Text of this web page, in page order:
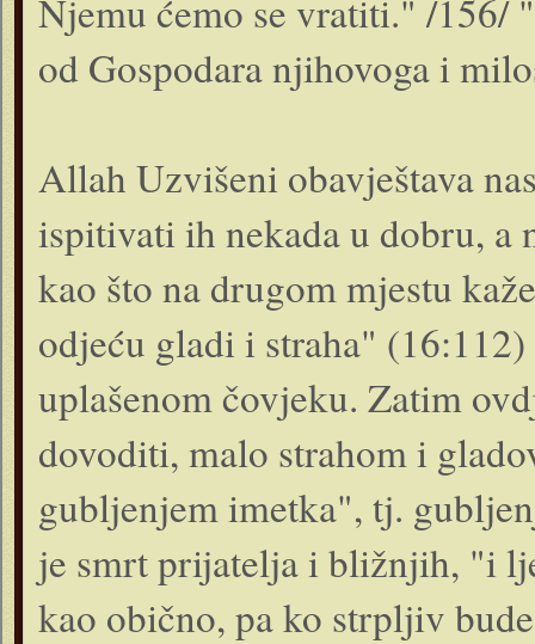
Njemu ćemo se vratiti." /156/
od Gospodara njihovoga i
Allah Uzvišeni obavještava
ispitivati ih nekada u dobru, a
kao što na drugom mjestu
odjeću gladi i straha"
uplašenom čovjeku. Zatim
dovoditi, malo stra­hom i
gubljenjem imetka", tj.
je smrt prijatelja i bližnjih, "i
kao obično, pa ko strpljiv